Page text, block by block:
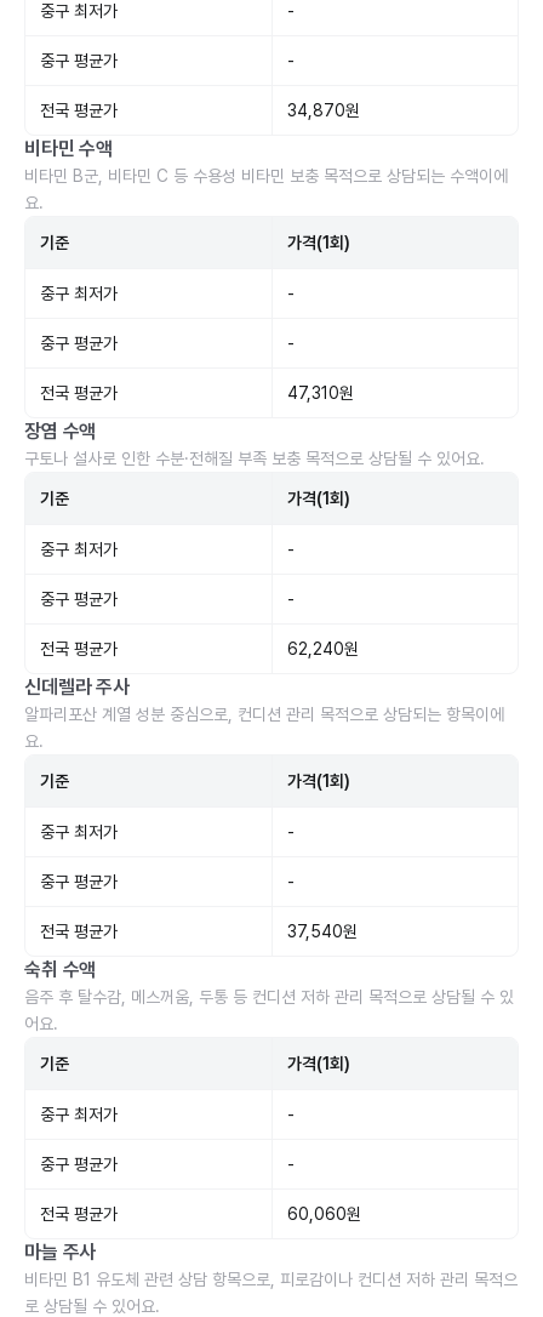
중구 최저가 -
중구 평균가 -
전국 평균가 34,870원
비타민 수액
비타민 B군, 비타민 C 등 수용성 비타민 보충 목적으로 상담되는 수액이에
요.
기준 가격(1회)
중구 최저가 -
중구 평균가 -
전국 평균가 47,310원
장염 수액
구토나 설사로 인한 수분·전해질 부족 보충 목적으로 상담될 수 있어요.
기준 가격(1회)
중구 최저가 -
중구 평균가 -
전국 평균가 62,240원
신데렐라 주사
알파리포산 계열 성분 중심으로, 컨디션 관리 목적으로 상담되는 항목이에
요.
기준 가격(1회)
중구 최저가 -
중구 평균가 -
전국 평균가 37,540원
숙취 수액
음주 후 탈수감, 메스꺼움, 두통 등 컨디션 저하 관리 목적으로 상담될 수 있
어요.
기준 가격(1회)
중구 최저가 -
중구 평균가 -
전국 평균가 60,060원
마늘 주사
비타민 B1 유도체 관련 상담 항목으로, 피로감이나 컨디션 저하 관리 목적으
로 상담될 수 있어요.